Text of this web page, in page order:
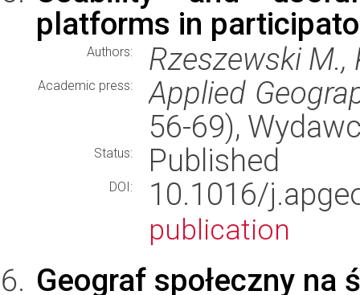
platforms in
Authors: Rzeszewski M.,
Academic press:
Applied
56-69),
Status: Published
DOI: 10.1016/
publication
Geograf społeczny na